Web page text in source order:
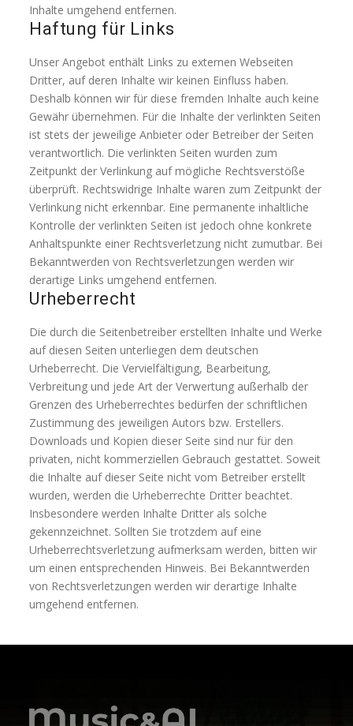
Inhalte umgehend entfernen.
Haftung für Links
Unser Angebot enthält Links zu externen Webseiten
Dritter, auf deren Inhalte wir keinen Einfluss haben.
Deshalb können wir für diese fremden Inhalte auch keine
Gewähr übernehmen. Für die Inhalte der verlinkten Seiten
ist stets der jeweilige Anbieter oder Betreiber der Seiten
verantwortlich. Die verlinkten Seiten wurden zum
Zeitpunkt der Verlinkung auf mögliche Rechtsverstöße
überprüft. Rechtswidrige Inhalte waren zum Zeitpunkt der
Verlinkung nicht erkennbar. Eine permanente inhaltliche
Kontrolle der verlinkten Seiten ist jedoch ohne konkrete
Anhaltspunkte einer Rechtsverletzung nicht zumutbar. Bei
Bekanntwerden von Rechtsverletzungen werden wir
derartige Links umgehend entfernen.
Urheberrecht
Die durch die Seitenbetreiber erstellten Inhalte und Werke
auf diesen Seiten unterliegen dem deutschen
Urheberrecht. Die Vervielfältigung, Bearbeitung,
Verbreitung und jede Art der Verwertung außerhalb der
Grenzen des Urheberrechtes bedürfen der schriftlichen
Zustimmung des jeweiligen Autors bzw. Erstellers.
Downloads und Kopien dieser Seite sind nur für den
privaten, nicht kommerziellen Gebrauch gestattet. Soweit
die Inhalte auf dieser Seite nicht vom Betreiber erstellt
wurden, werden die Urheberrechte Dritter beachtet.
Insbesondere werden Inhalte Dritter als solche
gekennzeichnet. Sollten Sie trotzdem auf eine
Urheberrechtsverletzung aufmerksam werden, bitten wir
um einen entsprechenden Hinweis. Bei Bekanntwerden
von Rechtsverletzungen werden wir derartige Inhalte
umgehend entfernen.